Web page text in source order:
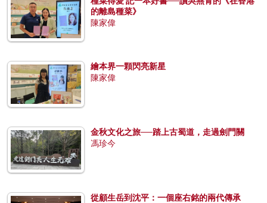
的離島種菜》
陳家偉
繪本界一顆閃亮新星
陳家偉
金秋文化之旅──踏上古蜀道，走過劍門關
馮珍今
從顧生岳到沈平：一個座右銘的兩代傳承